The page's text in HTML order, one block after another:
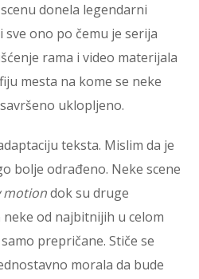
donela legendarni
ono po čemu je serija
rama i video materijala
mesta na kome se neke
uklopljeno.
teksta. Mislim da je
bolje odrađeno. Neke scene
motiondok su druge
neke od najbitnijih u celom
prepričane. Stiče se
morala da bude